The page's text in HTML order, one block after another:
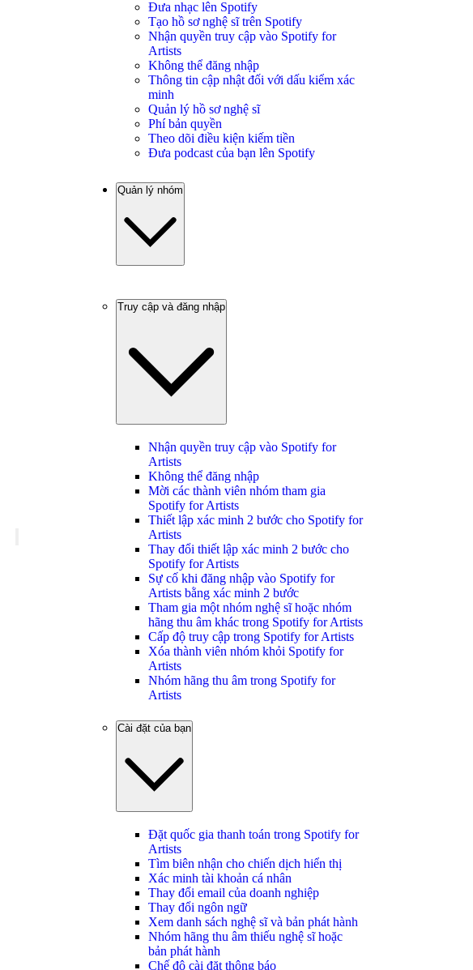
Đưa nhạc lên Spotify
Tạo hồ sơ nghệ sĩ trên Spotify
Nhận quyền truy cập vào Spotify for
Artists
Không thể đăng nhập
Thông tin cập nhật đối với dấu kiểm xác
minh
Quản lý hồ sơ nghệ sĩ
Phí bản quyền
Theo dõi điều kiện kiếm tiền
Đưa podcast của bạn lên Spotify
Quản lý nhóm
Truy cập và đăng nhập
Nhận quyền truy cập vào Spotify for
Artists
Không thể đăng nhập
Mời các thành viên nhóm tham gia
Spotify for Artists
Thiết lập xác minh 2 bước cho Spotify for
Artists
Thay đổi thiết lập xác minh 2 bước cho
Spotify for Artists
Sự cố khi đăng nhập vào Spotify for
Artists bằng xác minh 2 bước
Tham gia một nhóm nghệ sĩ hoặc nhóm
hãng thu âm khác trong Spotify for Artists
Cấp độ truy cập trong Spotify for Artists
Xóa thành viên nhóm khỏi Spotify for
Artists
Nhóm hãng thu âm trong Spotify for
Artists
Cài đặt của bạn
Đặt quốc gia thanh toán trong Spotify for
Artists
Tìm biên nhận cho chiến dịch hiển thị
Xác minh tài khoản cá nhân
Thay đổi email của doanh nghiệp
Thay đổi ngôn ngữ
Xem danh sách nghệ sĩ và bản phát hành
Nhóm hãng thu âm thiếu nghệ sĩ hoặc
bản phát hành
Chế độ cài đặt thông báo